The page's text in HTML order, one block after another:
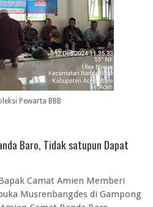
Pewarta BBB
Baro, Tidak satupun Dapat
Camat Amien Memberi
Musrenbangdes di Gampong